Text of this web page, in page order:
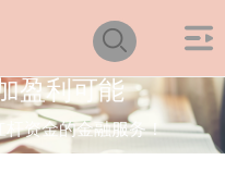
盈利可能
资金的金融服务！